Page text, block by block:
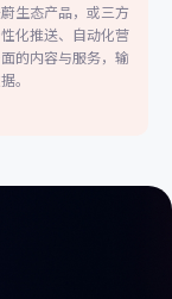
生态产品，或三方
化推送、自动化营
的内容与服务，输
。